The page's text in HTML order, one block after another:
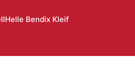
Helle Bendix Kleif